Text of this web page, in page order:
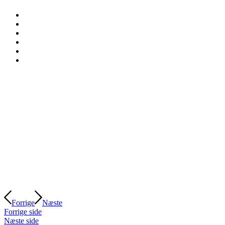
Forrige
Næste
Forrige side
Næste side